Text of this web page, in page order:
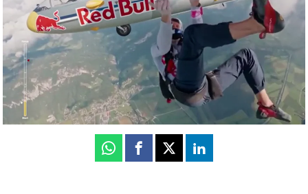
Nuria Briongos
Publicado:02 de octubre de 2025, 15:51
Whatsapp
Facebook
X Linkedin